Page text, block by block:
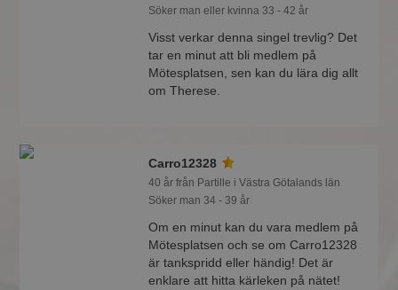
Söker man eller kvinna 33 - 42 år
Visst verkar denna singel trevlig? Det
tar en minut att bli medlem på
Mötesplatsen, sen kan du lära dig allt
om Therese.
Carro12328
40 år från Partille i Västra Götalands län
Söker man 34 - 39 år
Om en minut kan du vara medlem på
Mötesplatsen och se om Carro12328
är tankspridd eller händig! Det är
enklare att hitta kärleken på nätet!